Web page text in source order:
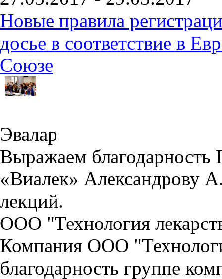
Новые правила
досье в соответствие в
Союзе
Эвалар
Выражаем благодарность
«Виалек» Александрову
лекций.
ООО "Технология
Компания ООО
благодарность группе